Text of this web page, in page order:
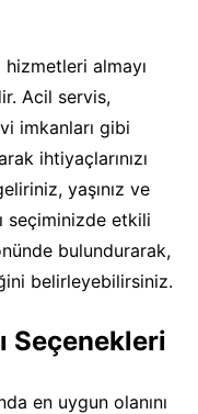
almayı
Acil servis,
imkanları gibi
ihtiyaçlarınızı
yaşınız ve
seçiminizde etkili
bulundurarak,
belirleyebilirsiniz.
Seçenekleri
en uygun olanını